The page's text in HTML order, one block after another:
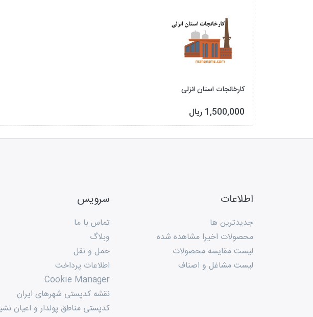
کارخانجات استان انزلی
1,500,000 ریال
اطلاعات
جدیدترین ها
محصولات اخیرا مشاهده شده
لیست مقایسه محصولات
لیست مشاغل و اصناف
سرویس
تماس با ما
وبلاگ
حمل و نقل
اطلاعات پرداخت
Cookie Manager
نقشه کدپستی شهرهای ایران
کدپستی مناطق پولدار و اعیان